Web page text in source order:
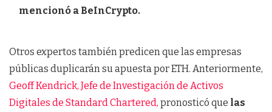
mencionó a BeInCrypto.
Otros expertos también predicen que las empresas
públicas duplicarán su apuesta por ETH. Anteriormente,
Geoff Kendrick, Jefe de Investigación de Activos
Digitales de Standard Chartered, pronosticó que las